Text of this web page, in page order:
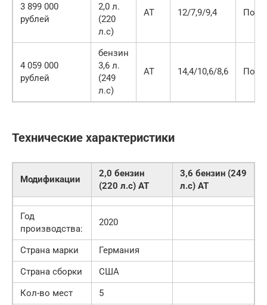
3 899 000
рублей
2,0 л.
(220
л.с)
AT 12/7,9/9,4
4 059 000
рублей
бензин
3,6 л.
(249
л.с)
AT 14,4/10,6/8,6
Технические характеристики
Модификации
2,0 бензин
(220 л.c) AT
3,6 бензин (249
л.c) AT
Год
производства:
2020
Страна марки
Германия
Страна сборки
США
Кол-во мест
5